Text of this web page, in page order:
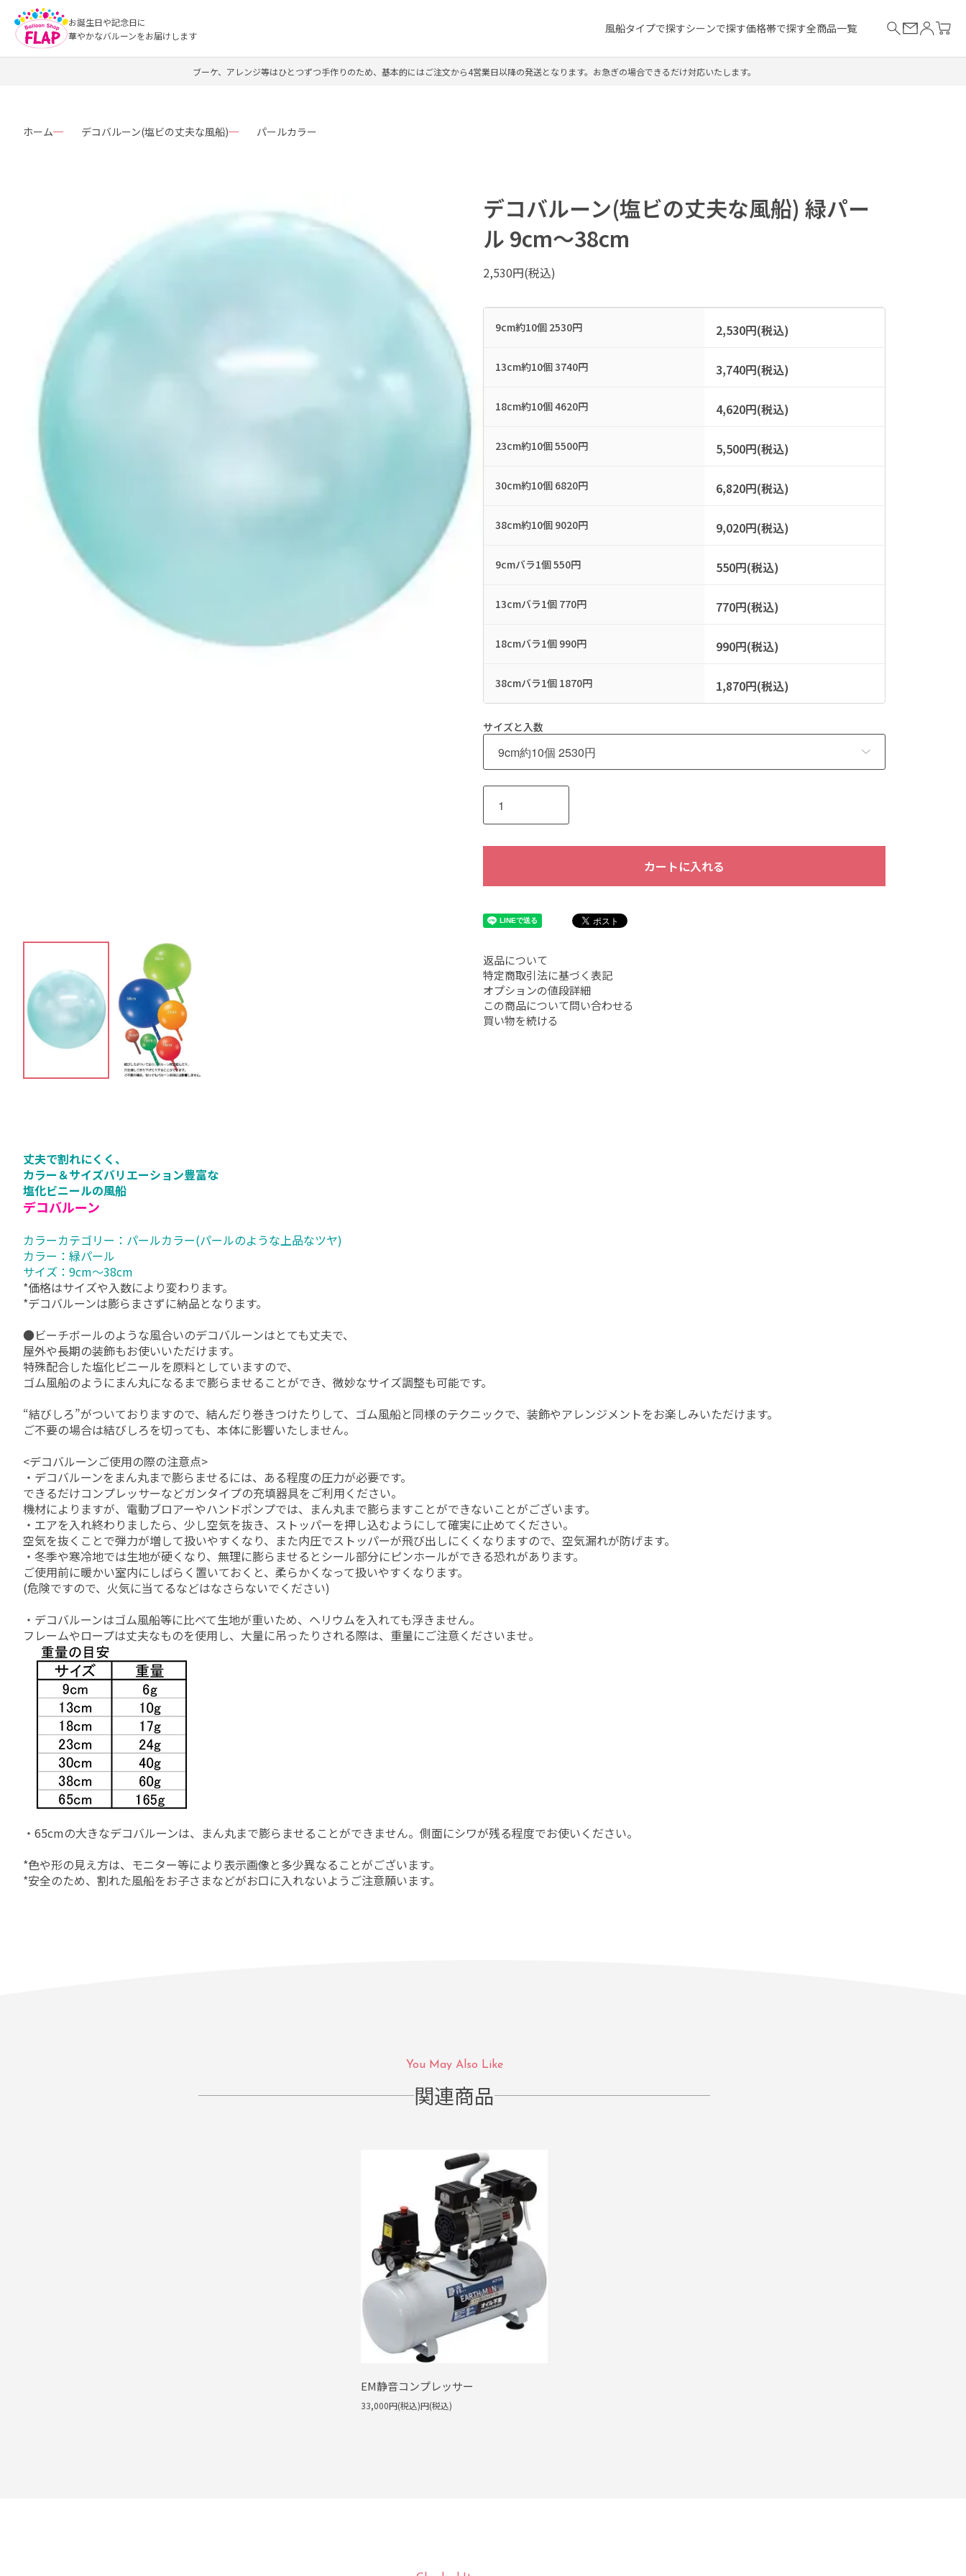
お誕生日や記念日に
華やかなバルーンをお届けします
風船タイプで探すシーンで探す価格帯で探す全商品一覧
ブーケ、アレンジ等はひとつずつ手作りのため、基本的にはご注文から4営業日以降の発送となります。お急ぎの場合できるだけ対応いたします。
ホーム デコバルーン(塩ビの丈夫な風船) パールカラー
デコバルーン(塩ビの丈夫な風船) 緑パー
ル 9cm～38cm
2,530円(税込)
9cm約10個 2530円 2,530円(税込)
13cm約10個 3740円 3,740円(税込)
18cm約10個 4620円 4,620円(税込)
23cm約10個 5500円 5,500円(税込)
30cm約10個 6820円 6,820円(税込)
38cm約10個 9020円 9,020円(税込)
9cmバラ1個 550円 550円(税込)
13cmバラ1個 770円 770円(税込)
18cmバラ1個 990円 990円(税込)
38cmバラ1個 1870円 1,870円(税込)
サイズと入数
カートに入れる
返品について
特定商取引法に基づく表記
オプションの値段詳細
この商品について問い合わせる
買い物を続ける
丈夫で割れにくく、
カラー＆サイズバリエーション豊富な
塩化ビニールの風船
デコバルーン
カラーカテゴリー：パールカラー(パールのような上品なツヤ)
カラー：緑パール
サイズ：9cm～38cm
*価格はサイズや入数により変わります。
*デコバルーンは膨らまさずに納品となります。
●ビーチボールのような風合いのデコバルーンはとても丈夫で、
屋外や長期の装飾もお使いいただけます。
特殊配合した塩化ビニールを原料としていますので、
ゴム風船のようにまん丸になるまで膨らませることができ、微妙なサイズ調整も可能です。
“結びしろ”がついておりますので、結んだり巻きつけたりして、ゴム風船と同様のテクニックで、装飾やアレンジメントをお楽しみいただけます。
ご不要の場合は結びしろを切っても、本体に影響いたしません。
<デコバルーンご使用の際の注意点>
・デコバルーンをまん丸まで膨らませるには、ある程度の圧力が必要です。
できるだけコンプレッサーなどガンタイプの充填器具をご利用ください。
機材によりますが、電動ブロアーやハンドポンプでは、まん丸まで膨らますことができないことがございます。
・エアを入れ終わりましたら、少し空気を抜き、ストッパーを押し込むようにして確実に止めてください。
空気を抜くことで弾力が増して扱いやすくなり、また内圧でストッパーが飛び出しにくくなりますので、空気漏れが防げます。
・冬季や寒冷地では生地が硬くなり、無理に膨らませるとシール部分にピンホールができる恐れがあります。
ご使用前に暖かい室内にしばらく置いておくと、柔らかくなって扱いやすくなります。
(危険ですので、火気に当てるなどはなさらないでください)
・デコバルーンはゴム風船等に比べて生地が重いため、ヘリウムを入れても浮きません。
フレームやロープは丈夫なものを使用し、大量に吊ったりされる際は、重量にご注意くださいませ。
・65cmの大きなデコバルーンは、まん丸まで膨らませることができません。側面にシワが残る程度でお使いください。
*色や形の見え方は、モニター等により表示画像と多少異なることがございます。
*安全のため、割れた風船をお子さまなどがお口に入れないようご注意願います。
You May Also Like
関連商品
EM静音コンプレッサー
33,000円(税込)円(税込)